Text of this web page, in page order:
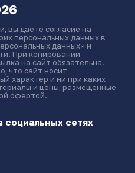
вы даете согласие на
персональных данных в
данных» и
При копировании
на сайт обязательна!
что сайт носит
характер и ни при каких
и цены, размещенные
офертой.
социальных сетях